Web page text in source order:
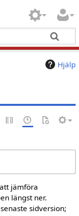
Hjälp
jämföra
längst ner.
sidversion;